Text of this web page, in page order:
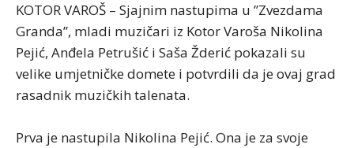
KOTOR VAROŠ – Sjajnim nastupima u ’’Zvezdama
Granda’’, mladi muzičari iz Kotor Varoša Nikolina
Pejić, Anđela Petrušić i Saša Žderić pokazali su
velike umjetničke domete i potvrdili da je ovaj grad
rasadnik muzičkih talenata.
Prva je nastupila Nikolina Pejić. Ona je za svoje